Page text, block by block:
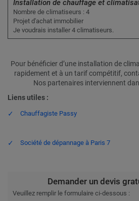
Installation de chauffage et
Nombre de climatiseurs : 4
Projet d'achat immobilier
Je voudrais installer 4 climatiseurs.
Pour bénéficier d’une installation de
rapidement et à un tarif compétitif,
Nos partenaires interviennent
Liens utiles :
Chauffagiste Passy
Société de dépannage à Paris 7
Demander un devis
Veuillez remplir le formulaire ci-dessous :